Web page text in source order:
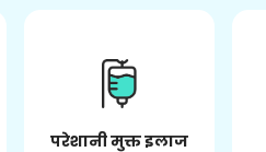
परेशानी मुक्त इलाज